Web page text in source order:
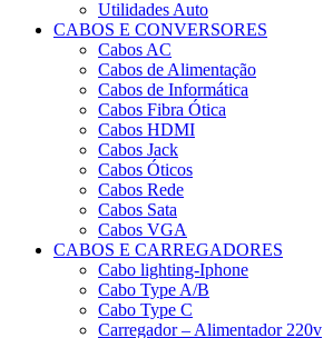
Utilidades Auto
CABOS E CONVERSORES
Cabos AC
Cabos de Alimentação
Cabos de Informática
Cabos Fibra Ótica
Cabos HDMI
Cabos Jack
Cabos Óticos
Cabos Rede
Cabos Sata
Cabos VGA
CABOS E CARREGADORES
Cabo lighting-Iphone
Cabo Type A/B
Cabo Type C
Carregador – Alimentador 220v